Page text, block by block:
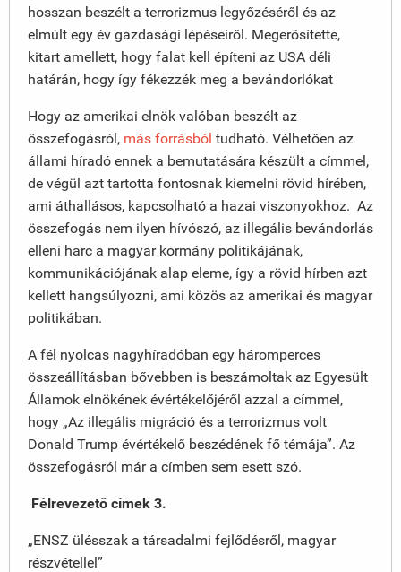
hosszan beszélt a terrorizmus legyőzéséről és az
elmúlt egy év gazdasági lépéseiről. Megerősítette,
kitart amellett, hogy falat kell építeni az USA déli
határán, hogy így fékezzék meg a bevándorlókat
Hogy az amerikai elnök valóban beszélt az
összefogásról, más forrásból tudható. Vélhetően az
állami híradó ennek a bemutatására készült a címmel,
de végül azt tartotta fontosnak kiemelni rövid hírében,
ami áthallásos, kapcsolható a hazai viszonyokhoz. Az
összefogás nem ilyen hívószó, az illegális bevándorlás
elleni harc a magyar kormány politikájának,
kommunikációjának alap eleme, így a rövid hírben azt
kellett hangsúlyozni, ami közös az amerikai és magyar
politikában.
A fél nyolcas nagyhíradóban egy háromperces
összeállításban bővebben is beszámoltak az Egyesült
Államok elnökének évértékelőjéről azzal a címmel,
hogy „Az illegális migráció és a terrorizmus volt
Donald Trump évértékelő beszédének fő témája”. Az
összefogásról már a címben sem esett szó.
Félrevezető címek 3.
„ENSZ ülésszak a társadalmi fejlődésről, magyar
részvétellel”